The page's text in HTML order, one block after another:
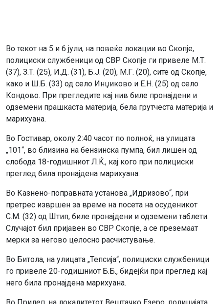
Во текот на 5 и 6 јули, на повеќе локации во Скопје,
полициски службеници од СВР Скопје ги привеле М.Т.
(37), З.Т. (25), И.Д. (31), Б.Ј. (20), М.Г. (20), сите од Скопје,
како и Ш.Б. (33) од село Инџиково и Е.Н. (25) од село
Кондово. При прегледите кај нив биле пронајдени и
одземени прашкаста материја, бела грутчеста материја и
марихуана.
Во Гостивар, околу 2:40 часот по полноќ, на улицата
„101“, во близина на бензинска пумпа, бил лишен од
слобода 18-годишниот Л.Ќ., кај кого при полициски
преглед била пронајдена марихуана.
Во Казнено-поправната установа „Идризово“, при
претрес извршен за време на посета на осуденикот
С.М. (32) од Штип, биле пронајдени и одземени таблети.
Случајот бил пријавен во СВР Скопје, а се преземаат
мерки за негово целосно расчистување.
Во Битола, на улицата „Тепсија“, полициски службеници
го привеле 20-годишниот Б.Б., бидејќи при преглед кај
него била пронајдена марихуана.